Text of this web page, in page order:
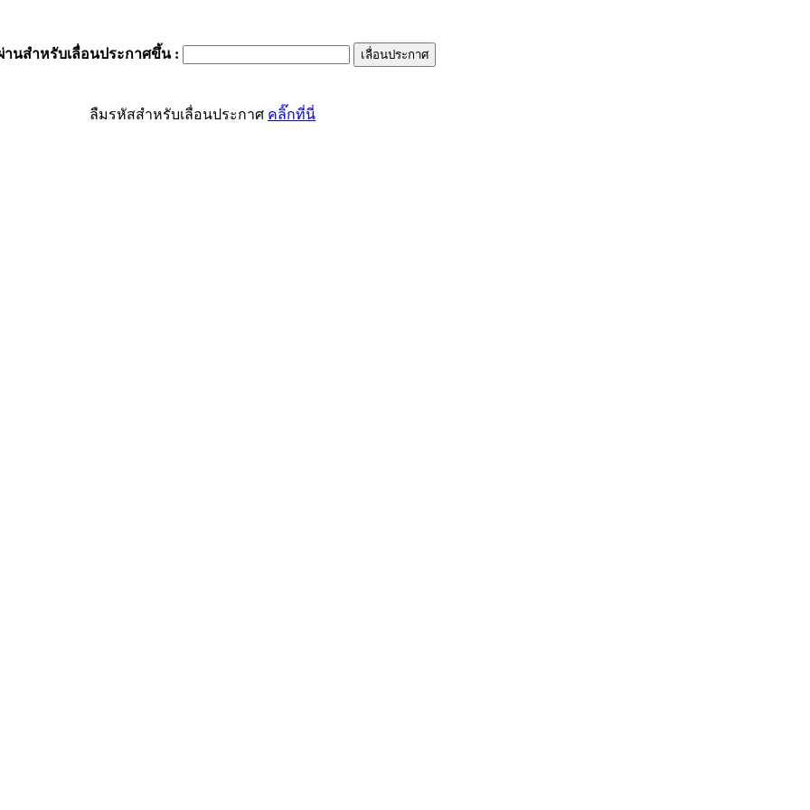
านสำหรับเลื่อนประกาศขึ้น:
ลืมรหัสสำหรับเลื่อนประกาศ คลิ๊กที่นี่